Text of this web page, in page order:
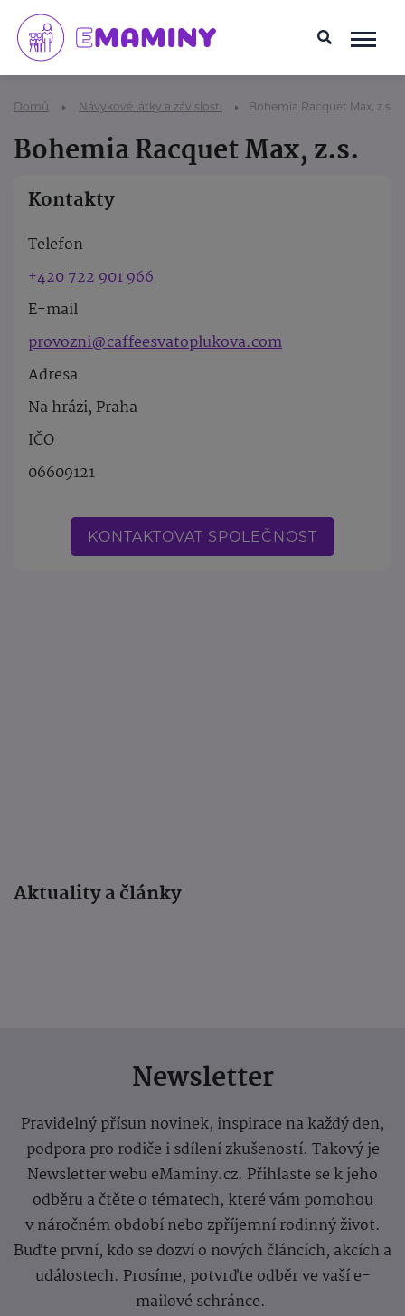
Domů Návykové látky a závislosti Bohemia Racquet Max, z.s.
Bohemia Racquet Max, z.s.
Kontakty
Telefon
+420 722 901 966
E-mail
provozni@caffeesvatoplukova.com
Adresa
Na hrázi, Praha
IČO
06609121
KONTAKTOVAT SPOLEČNOST
Aktuality a články
Newsletter
Pravidelný přísun novinek, inspirace na každý den,
podpora pro rodiče i sdílení zkušeností. Takový je
Newsletter webu eMaminy.cz. Přihlaste se k jeho
odběru a čtěte o tématech, které vám pomohou
v náročném období nebo zpříjemní rodinný život.
Buďte první, kdo se dozví o nových článcích, akcích a
událostech. Prosíme, potvrďte odběr ve vaší e-
mailové schránce.